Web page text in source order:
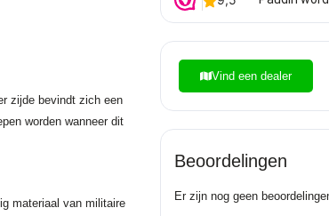
zijde bevindt zich een
worden wanneer dit
materiaal van militaire
Vind een dealer
Beoordelingen
Er zijn nog geen